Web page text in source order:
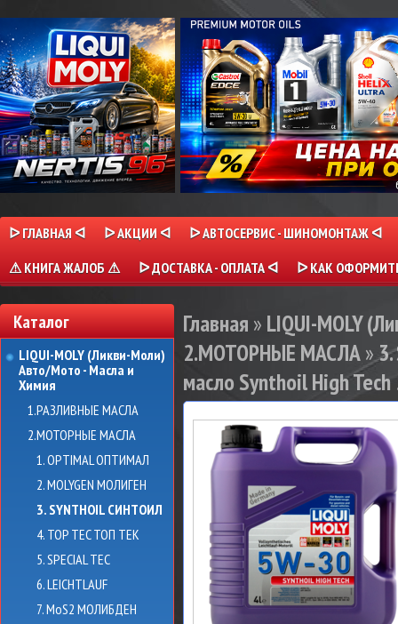
ᐅ ГЛАВНАЯ ᐊ ᐅ АКЦИИ ᐊ
ᐅ АВТОСЕРВИС - ШИНОМОНТАЖ ᐊ
⚠ КНИГА ЖАЛОБ ⚠
ᐅ ДОСТАВКА - ОПЛАТА ᐊ ᐅ КАК
Каталог
LIQUI-MOLY (Ликви-Моли)
Авто/Мото - Масла и
Химия
1.РАЗЛИВНЫЕ МАСЛА
2.МОТОРНЫЕ МАСЛА
1. OPTIMAL ОПТИМАЛ
2. MOLYGEN МОЛИГЕН
3. SYNTHOIL СИНТОИЛ
4. TOP TEC ТОП ТЕК
5. SPECIAL TEC
6. LEICHTLAUF
7. MoS2 МОЛИБДЕН
Главная » LIQUI-MOLY
2.МОТОРНЫЕ МАСЛА»
масло Synthoil High Tech